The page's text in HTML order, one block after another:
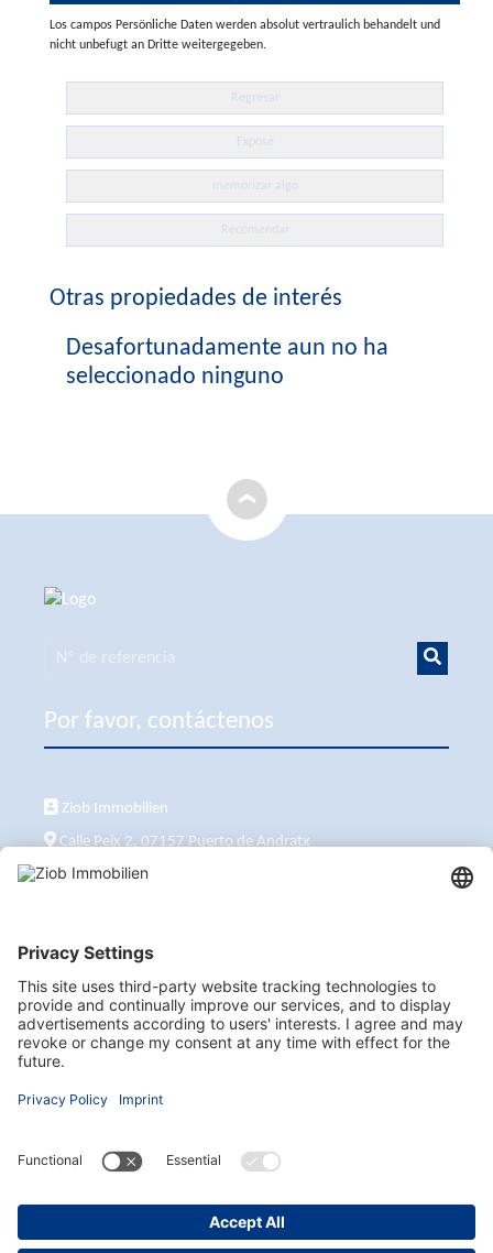
Los campos Persönliche Daten werden absolut vertraulich behandelt und
nicht unbefugt an Dritte weitergegeben.
Regresar
Exposé
memorizar algo
Recomendar
Otras propiedades de interés
Desafortunadamente aun no ha
seleccionado ninguno
Por favor, contáctenos
Ziob Immobilien
Calle Peix 2, 07157 Puerto de Andratx
+34 651 861 336
También visítenos aquí
Suscribirse al boletín informativo